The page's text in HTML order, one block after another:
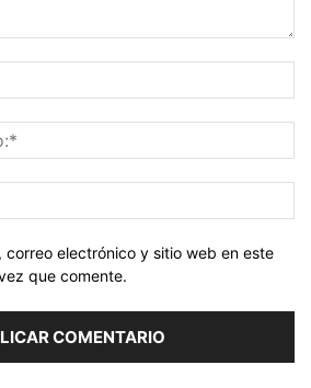
correo electrónico y sitio web en este
que comente.